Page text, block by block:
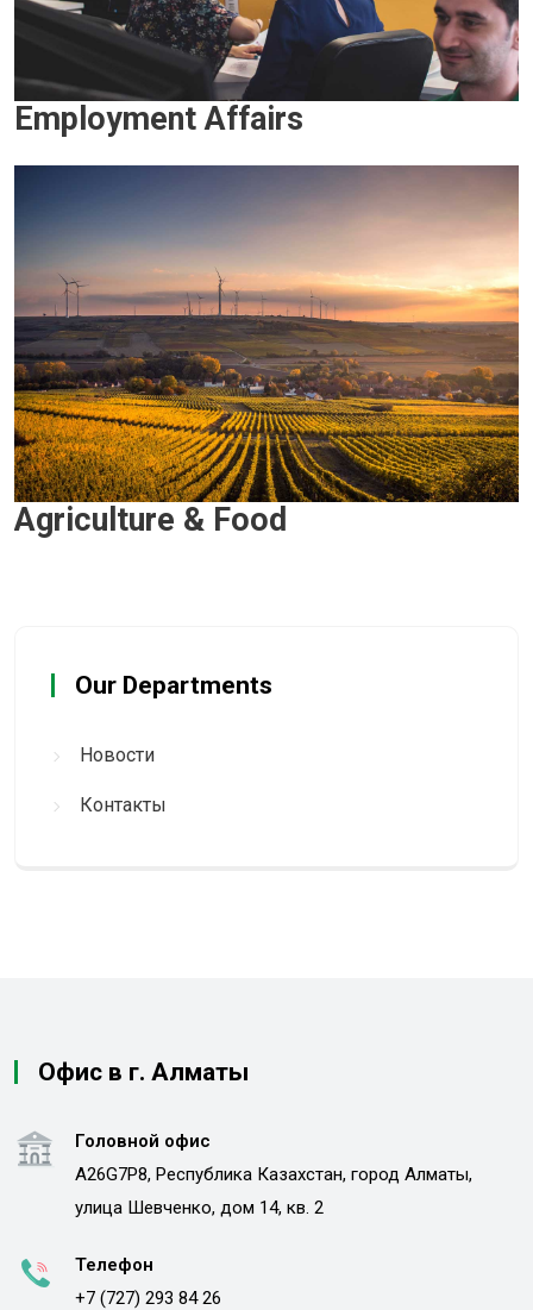
Employment Affairs
Agriculture & Food
Our Departments
Новости
Контакты
Офис в г. Алматы
Головной офис
A26G7P8, Республика Казахстан, город Алматы,
улица Шевченко, дом 14, кв. 2
Телефон
+7 (727) 293 84 26